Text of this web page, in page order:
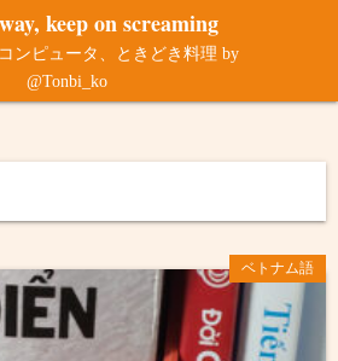
keep on screaming
ンピュータ、ときどき料理 by
@Tonbi_ko
ベトナム語